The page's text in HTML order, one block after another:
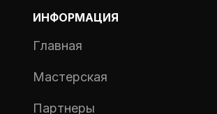
ИНФОРМАЦИЯ
Главная
Мастерская
Партнеры